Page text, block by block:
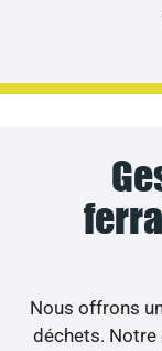
Nous offrons
déchets. Notre